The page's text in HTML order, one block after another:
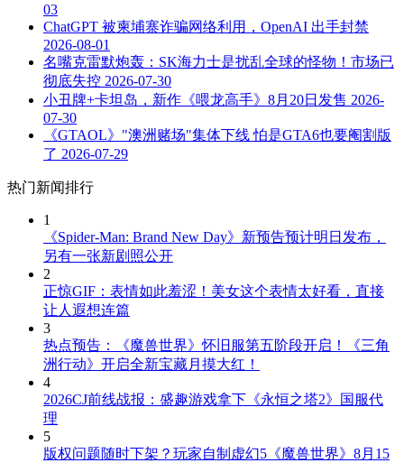
03
ChatGPT 被柬埔寨诈骗网络利用，OpenAI 出手封禁
2026-08-01
名嘴克雷默炮轰：SK海力士是扰乱全球的怪物！市场已
彻底失控 2026-07-30
小丑牌+卡坦岛，新作《喂龙高手》8月20日发售 2026-
07-30
《GTAOL》"澳洲赌场"集体下线 怕是GTA6也要阉割版
了 2026-07-29
热门新闻排行
1
《Spider-Man: Brand New Day》新预告预计明日发布，
另有一张新剧照公开
2
正惊GIF：表情如此羞涩！美女这个表情太好看，直接
让人遐想连篇
3
热点预告：《魔兽世界》怀旧服第五阶段开启！《三角
洲行动》开启全新宝藏月摸大红！
4
2026CJ前线战报：盛趣游戏拿下《永恒之塔2》国服代
理
5
版权问题随时下架？玩家自制虚幻5《魔兽世界》8月15